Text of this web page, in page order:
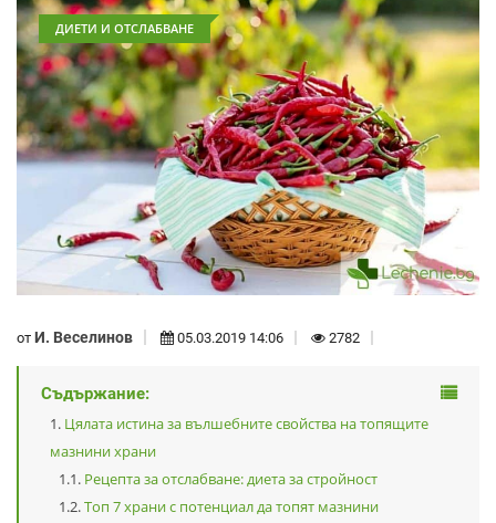
ДИЕТИ И ОТСЛАБВАНЕ
от И. Веселинов 05.03.2019 14:06 2782
Съдържание:
Цялата истина за вълшебните свойства на топящите
мазнини храни
Рецепта за отслабване: диета за стройност
Топ 7 храни с потенциал да топят мазнини